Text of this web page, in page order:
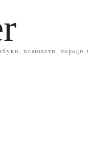
планшети, поради